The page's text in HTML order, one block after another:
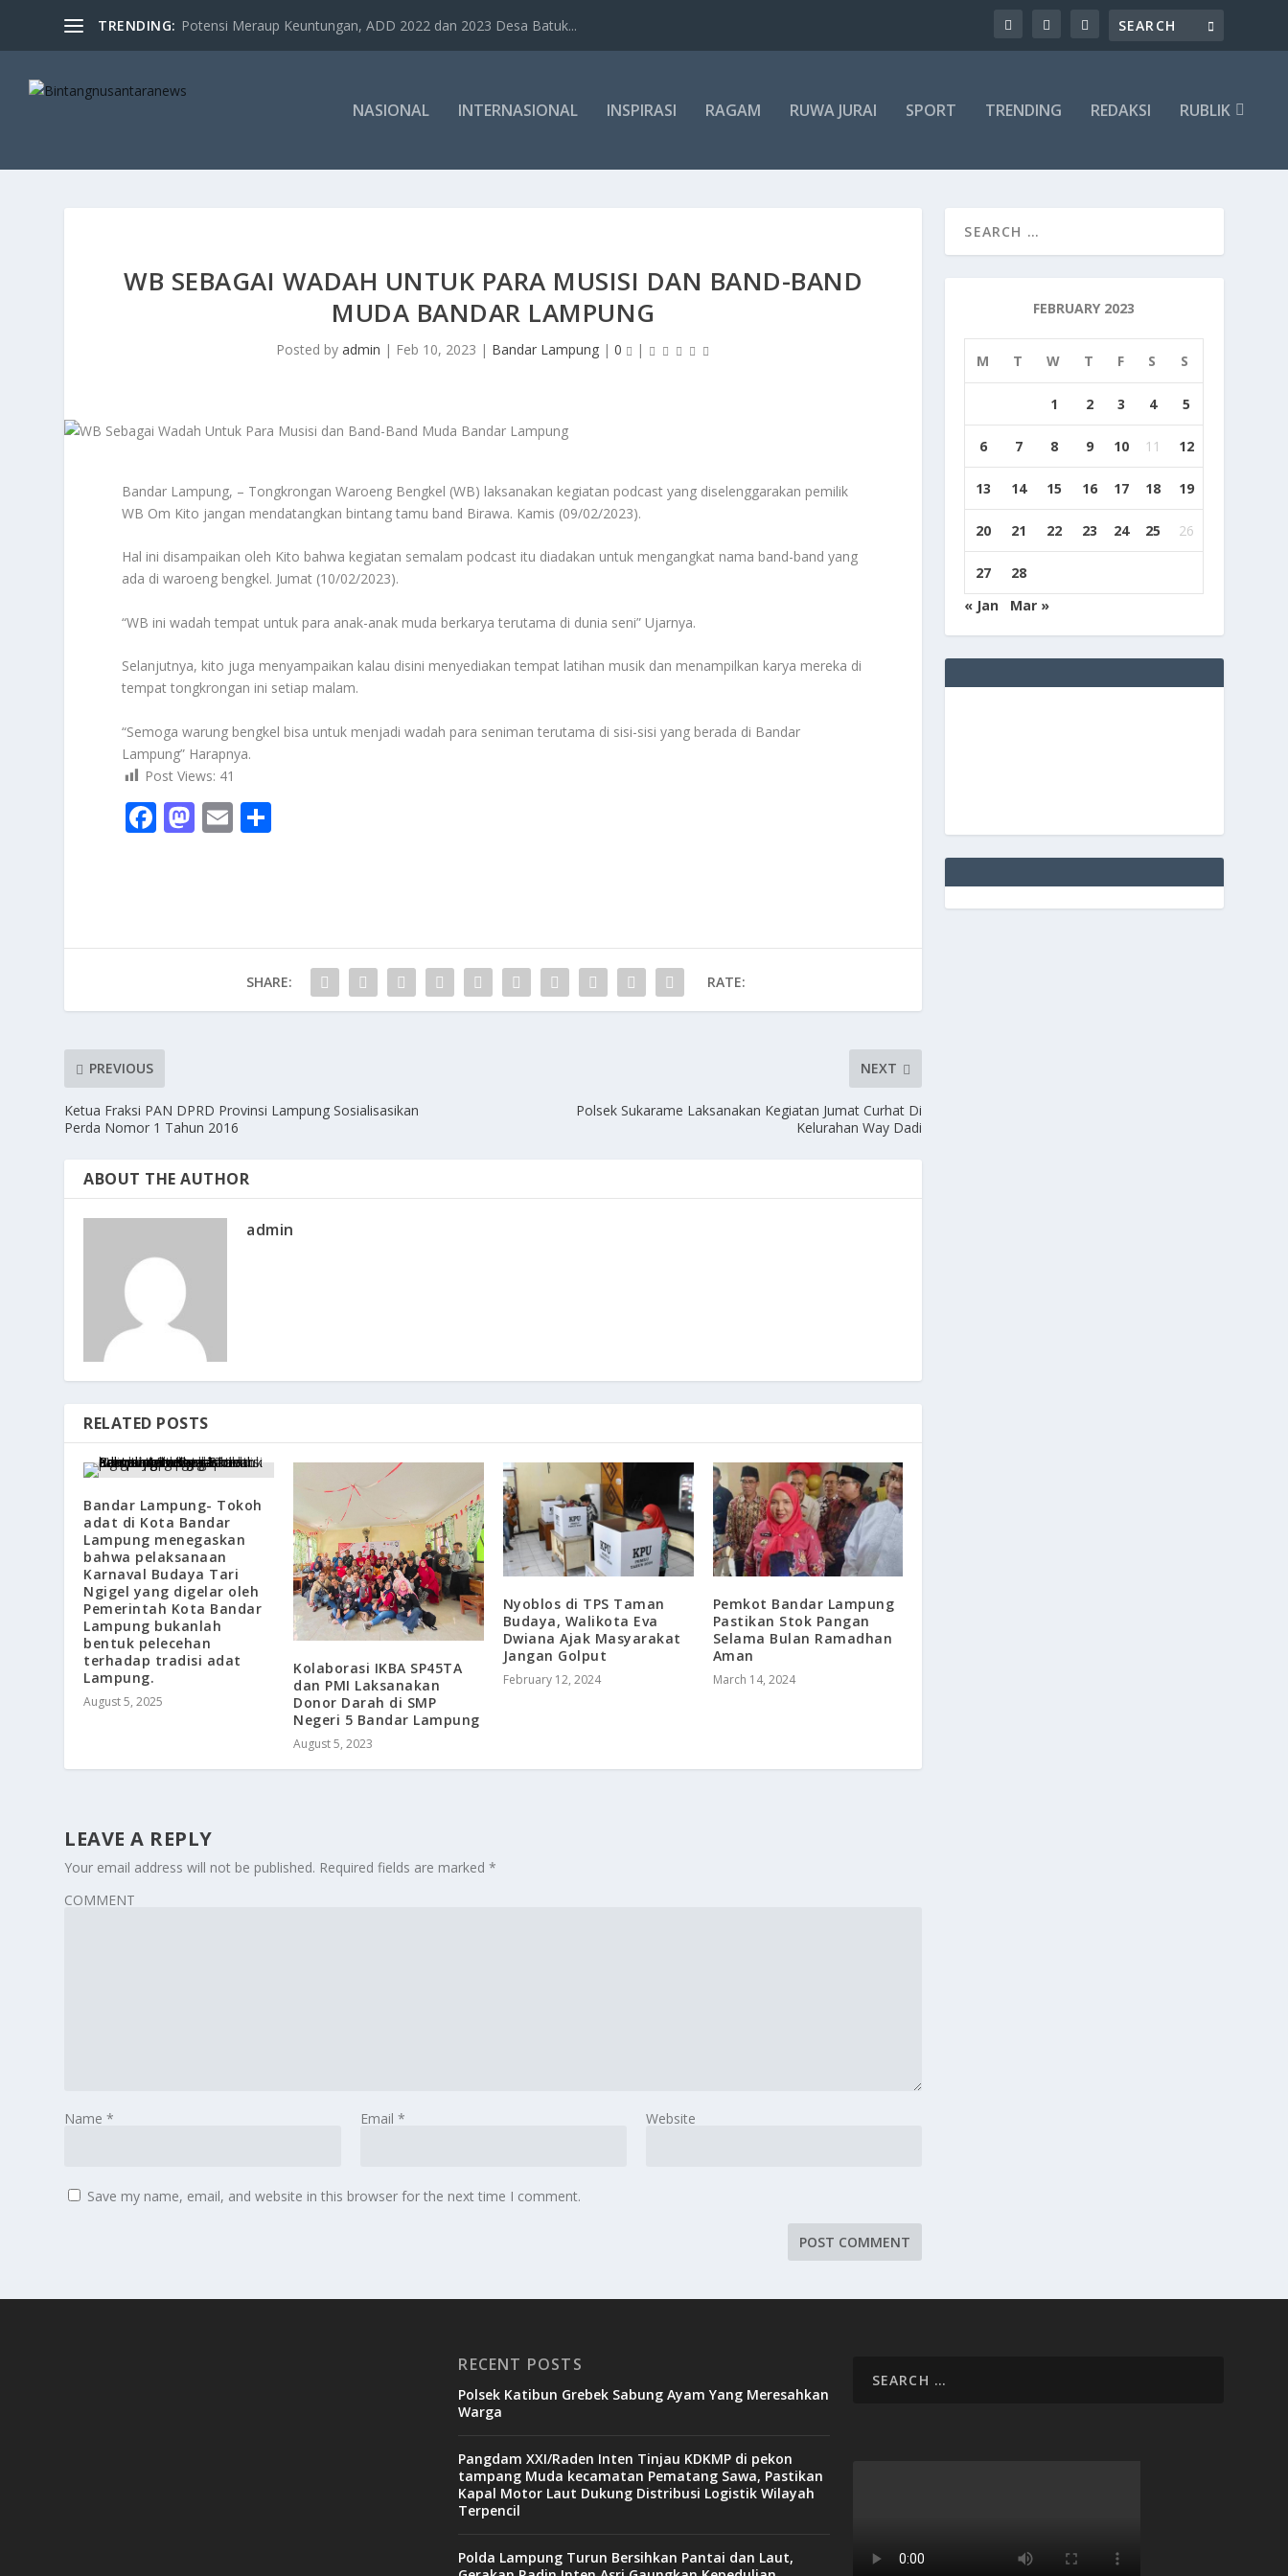
TRENDING: Potensi Meraup Keuntungan, ADD 2022 dan 2023 Desa Batuk...
NASIONAL INTERNASIONAL INSPIRASI RAGAM RUWA JURAI SPORT TRENDING REDAKSI RUBLIK
WB SEBAGAI WADAH UNTUK PARA MUSISI DAN BAND-BAND
MUDA BANDAR LAMPUNG
Posted by admin | Feb 10, 2023 | Bandar Lampung| 0 |
Bandar Lampung, – Tongkrongan Waroeng Bengkel (WB) laksanakan kegiatan podcast yang diselenggarakan pemilik
WB Om Kito jangan mendatangkan bintang tamu band Birawa. Kamis (09/02/2023).
Hal ini disampaikan oleh Kito bahwa kegiatan semalam podcast itu diadakan untuk mengangkat nama band-band yang
ada di waroeng bengkel. Jumat (10/02/2023).
“WB ini wadah tempat untuk para anak-anak muda berkarya terutama di dunia seni” Ujarnya.
Selanjutnya, kito juga menyampaikan kalau disini menyediakan tempat latihan musik dan menampilkan karya mereka di
tempat tongkrongan ini setiap malam.
“Semoga warung bengkel bisa untuk menjadi wadah para seniman terutama di sisi-sisi yang berada di Bandar
Lampung” Harapnya.
Post Views: 41
F
o
k
M
o
E
SHARE: RATE:
PREVIOUS
Ketua Fraksi PAN DPRD Provinsi Lampung Sosialisasikan
Perda Nomor 1 Tahun 2016
NEXT
Polsek Sukarame Laksanakan Kegiatan Jumat Curhat Di
Kelurahan Way Dadi
ABOUT THE AUTHOR
admin
RELATED POSTS
Bandar Lampung- Tokoh
adat di Kota Bandar
Lampung menegaskan
bahwa pelaksanaan
Karnaval Budaya Tari
Ngigel yang digelar oleh
Pemerintah Kota Bandar
Lampung bukanlah
bentuk pelecehan
terhadap tradisi adat
Lampung.
August 5, 2025
Kolaborasi IKBA SP45TA
dan PMI Laksanakan
Donor Darah di SMP
Negeri 5 Bandar Lampung
August 5, 2023
Nyoblos di TPS Taman
Budaya, Walikota Eva
Dwiana Ajak Masyarakat
Jangan Golput
February 12, 2024
Pemkot Bandar Lampung
Pastikan Stok Pangan
Selama Bulan Ramadhan
Aman
March 14, 2024
LEAVE A REPLY
Your email address will not be published. Required fields are marked*
COMMENT
Name* Email * Website
Save my name, email, and website in this browser for the next time I comment.
FEBRUARY 2023
M T W T F S S
1 2 3 4 5
6 7 8 9 10 11 12
13 14 15 16 17 18 19
20 21 22 23 24 25 26
27
28
« Jan
Mar »
RECENT POSTS
Polsek Katibun Grebek Sabung Ayam Yang Meresahkan
Warga
Pangdam XXI/Raden Inten Tinjau KDKMP di pekon
tampang Muda kecamatan Pematang Sawa, Pastikan
Kapal Motor Laut Dukung Distribusi Logistik Wilayah
Terpencil
Polda Lampung Turun Bersihkan Pantai dan Laut,